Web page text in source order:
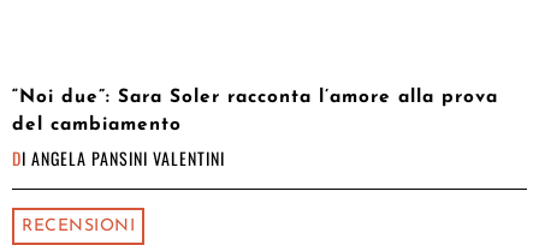
“Noi due”: Sara Soler racconta l’amore alla prova
del cambiamento
DI ANGELA PANSINI VALENTINI
RECENSIONI